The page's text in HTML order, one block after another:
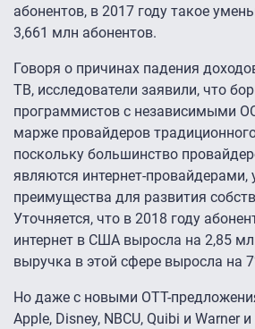
абонентов, в 2017 году такое
3,661 млн абонентов.
Говоря о причинах падения
ТВ, исследователи заявили, что
программистов с независимыми
марже провайдеров
поскольку большинство
являются интернет-провайдерами,
преимущества для развития
Уточняется, что в 2018 году
интернет в США выросла на 2,85
выручка в этой сфере выросла на
Но даже с новыми ОТТ-
Apple, Disney, NBCU, Quibi и